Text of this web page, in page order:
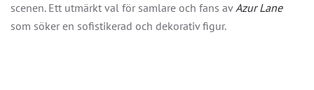
scenen. Ett utmärkt val för samlare och fans avAzur Lane
som söker en sofistikerad och dekorativ figur.